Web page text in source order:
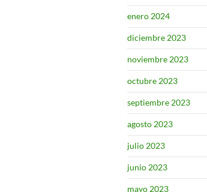
enero 2024
diciembre 2023
noviembre 2023
octubre 2023
septiembre 2023
agosto 2023
julio 2023
junio 2023
mayo 2023